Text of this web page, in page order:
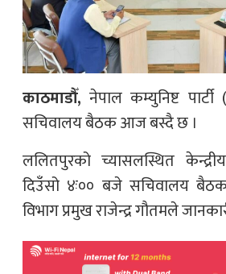
काठमाडौँ, नेपाल कम्युनिष्ट
सचिवालय बैठक आज बस्दै छ ।
ललितपुरको च्यासलस्थित
दिउँसो ४ः०० बजे सचिवालय
विभाग प्रमुख राजेन्द्र गौतमले